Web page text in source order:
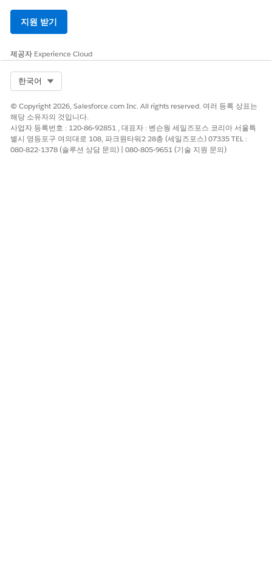
Knowledge 기사 번호
005318426
예 아니요
지원 받기
제공자 Experience Cloud
한국어
© Copyright 2026, Salesforce.com Inc. All rights reserved. 여러 등록 상표는
해당 소유자의 것입니다.
사업자 등록번호 : 120-86-92851 , 대표자 : 벤슨웡 세일즈포스 코리아 서울특
별시 영등포구 여의대로 108, 파크원타워2 28층 (세일즈포스) 07335 TEL :
080-822-1378 (솔루션 상담 문의) | 080-805-9651 (기술 지원 문의)